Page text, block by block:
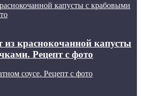
капусты с крабовыми
краснокочанной капусты
Рецепт с фото
соусе. Рецепт с фото